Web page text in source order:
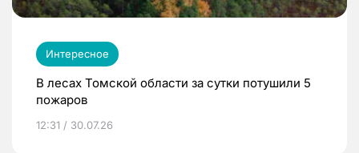
Интересное
В лесах Томской области за сутки потушили 5
пожаров
12:31 / 30.07.26